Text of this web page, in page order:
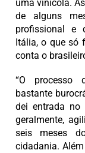
uma vinícola.
de alguns
profissional e
Itália, o que só
conta o
“O processo
bastante
dei entrada no
geralmente,
seis meses
cidadania.